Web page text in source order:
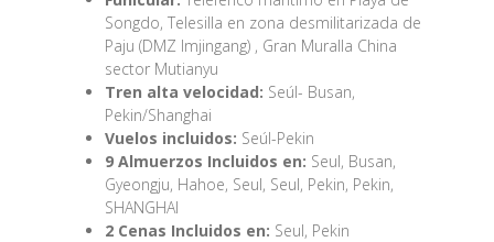
Songdo, Telesilla en zona desmilitarizada de
Paju (DMZ Imjingang) , Gran Muralla China
sector Mutianyu
Tren alta velocidad: Seúl- Busan,
Pekin/Shanghai
Vuelos incluidos: Seúl-Pekin
9 Almuerzos Incluidos en: Seul, Busan,
Gyeongju, Hahoe, Seul, Seul, Pekin, Pekin,
SHANGHAI
2 Cenas Incluidos en: Seul, Pekin